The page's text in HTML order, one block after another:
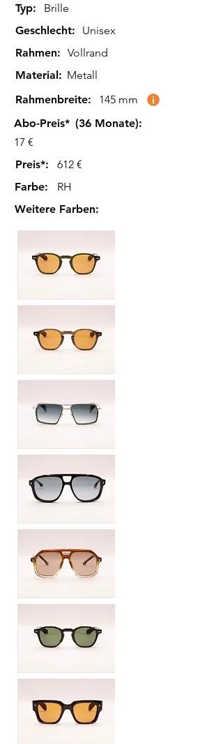
Typ:
Brille
Geschlecht:
Unisex
Rahmen: Vollrand
Material: Metall
Rahmenbreite:
145 mm
Abo-Preis* (36 Monate):
17 €
Preis*:
612 €
Farbe:
RH
Weitere Farben: